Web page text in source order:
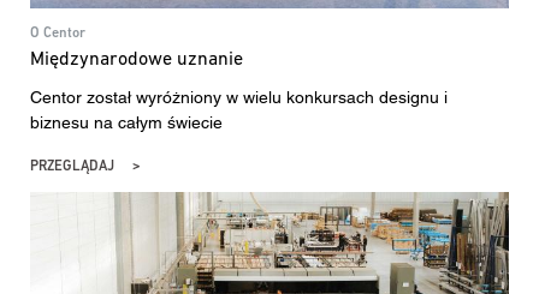
O Centor
Międzynarodowe uznanie
Centor został wyróżniony w wielu konkursach designu i
biznesu na całym świecie
PRZEGLĄDAJ